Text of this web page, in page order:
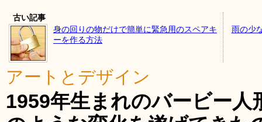
古い記事
身の回りの物だけで簡単に緊急用のスペアキ
ーを作る方法
雨の少
アートとデザイン
1959年生まれのバービー人